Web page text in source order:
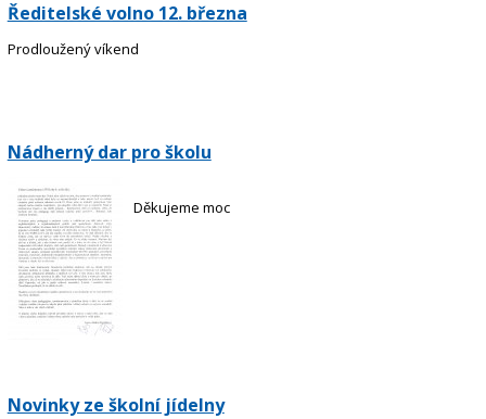
Ředitelské volno 12. března
Prodloužený víkend
Nádherný dar pro školu
Děkujeme moc
Novinky ze školní jídelny